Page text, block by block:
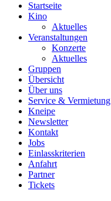
Startseite
Kino
Aktuelles
Veranstaltungen
Konzerte
Aktuelles
Gruppen
Übersicht
Über uns
Service & Vermietung
Kneipe
Newsletter
Kontakt
Jobs
Einlasskriterien
Anfahrt
Partner
Tickets